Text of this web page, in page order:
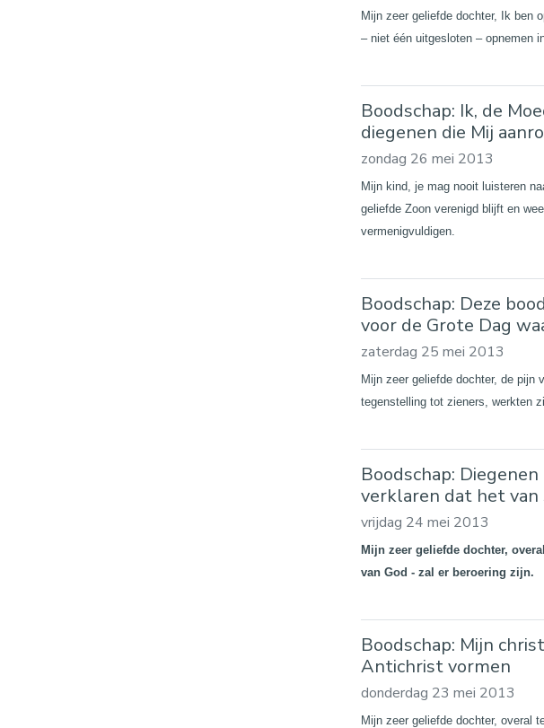
Mijn zeer geliefde dochter, Ik ben
– niet één uitgesloten – opnemen
Boodschap: Ik, de
diegenen die Mij
zondag 26 mei 2013
Mijn kind, je mag nooit luisteren
geliefde Zoon verenigd blijft en
vermenigvuldigen.
Boodschap: Deze
voor de Grote Dag
zaterdag 25 mei 2013
Mijn zeer geliefde dochter, de pijn
tegenstelling tot zieners, werkten
Boodschap:
verklaren dat het
vrijdag 24 mei 2013
Mijn zeer geliefde dochter,
van God - zal er beroering zijn.
Boodschap: Mijn
Antichrist vormen
donderdag 23 mei 2013
Mijn zeer geliefde dochter, overal